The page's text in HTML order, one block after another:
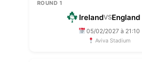
ROUND 1
IrelandVSEngland
05/02/2027 à 21:10
Aviva Stadium